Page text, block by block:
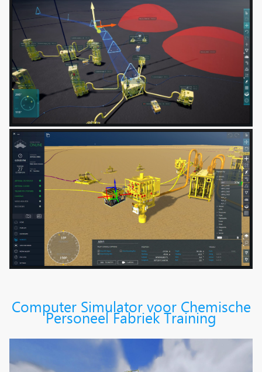
Computer Simulator voor Chemische
Personeel Fabriek Training